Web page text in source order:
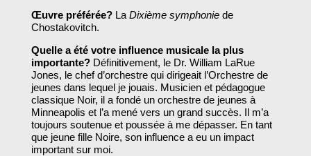
Œuvre préférée? La Dixième symphoniede
Chostakovitch.
Quelle a été votre influence musicale la plus
importante? Définitivement, le Dr. William LaRue
Jones, le chef d’orchestre qui dirigeait l’Orchestre de
jeunes dans lequel je jouais. Musicien et pédagogue
classique Noir, il a fondé un orchestre de jeunes à
Minneapolis et l’a mené vers un grand succès. Il m’a
toujours soutenue et poussée à me dépasser. En tant
que jeune fille Noire, son influence a eu un impact
important sur moi.